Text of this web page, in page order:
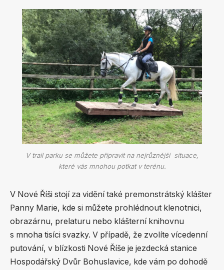
V trail parku se můžete připravit na nejrůznější situace,
které vás mnohou potkat v terénu.
V Nové Říši stojí za vidění také premonstrátský klášter
Panny Marie, kde si můžete prohlédnout klenotnici,
obrazárnu, prelaturu nebo klášterní knihovnu
s mnoha tisíci svazky. V případě, že zvolíte vícedenní
putování, v blízkosti Nové Říše je jezdecká stanice
Hospodářský Dvůr Bohuslavice, kde vám po dohodě